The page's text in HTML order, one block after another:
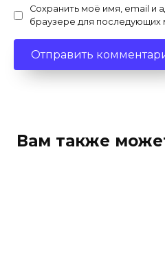
Сохранить моё имя, email и
браузере для последующих
Вам также